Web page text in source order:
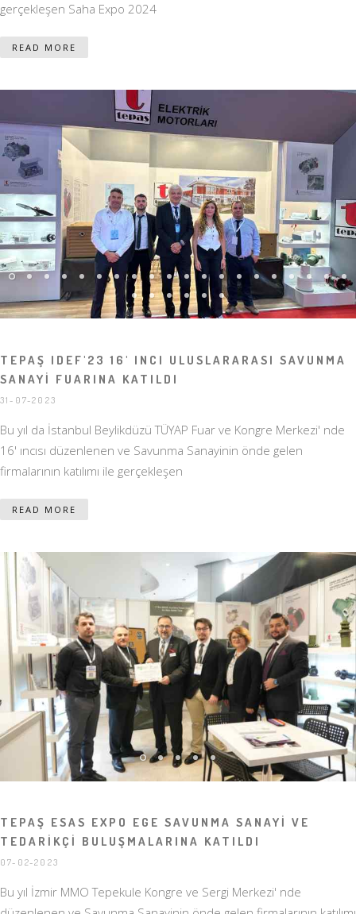
gerçekleşen Saha Expo 2024
READ MORE
TEPAŞ IDEF'23 16' INCI ULUSLARARASI SAVUNMA
SANAYİ FUARINA KATILDI
31-07-2023
Bu yıl da İstanbul Beylikdüzü TÜYAP Fuar ve Kongre Merkezi' nde
16' ıncısı düzenlenen ve Savunma Sanayinin önde gelen
firmalarının katılımı ile gerçekleşen
READ MORE
TEPAŞ ESAS EXPO EGE SAVUNMA SANAYİ VE
TEDARİKÇİ BULUŞMALARINA KATILDI
07-02-2023
Bu yıl İzmir MMO Tepekule Kongre ve Sergi Merkezi' nde